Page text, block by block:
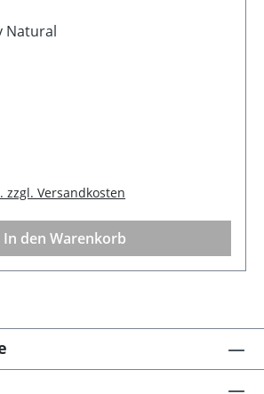
des Magnetverschlusses bleibt
Natural
zzgl. Versandkosten
In den Warenkorb